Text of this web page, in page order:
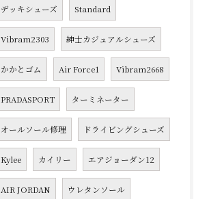
デッキシューズ Standard
Vibram2303 紳士カジュアルシューズ
かかとゴム Air Force1 Vibram2668
PRADASPORT ターミネーター
オールソール修理 ドライビングシューズ
Kylee カイリー エアジョーダン12
AIR JORDAN ウレタンソール